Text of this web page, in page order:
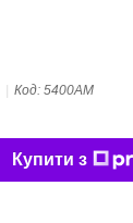
Код: 5400АМ
Купити з